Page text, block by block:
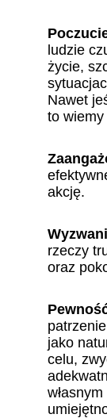
ludzie
życie,
Nawet
to
akcję.
rzeczy
oraz
jako
celu,